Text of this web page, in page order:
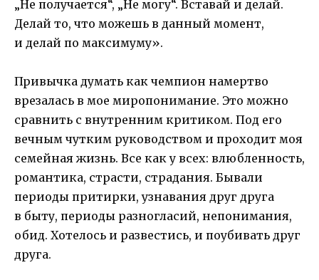
„Не получается“, „Не могу“. Вставай и делай.
Делай то, что можешь в данный момент,
и делай по максимуму».
Привычка думать как чемпион намертво
врезалась в мое миропонимание. Это можно
сравнить с внутренним критиком. Под его
вечным чутким руководством и проходит моя
семейная жизнь. Все как у всех: влюбленность,
романтика, страсти, страдания. Бывали
периоды притирки, узнавания друг друга
в быту, периоды разногласий, непонимания,
обид. Хотелось и развестись, и поубивать друг
друга.